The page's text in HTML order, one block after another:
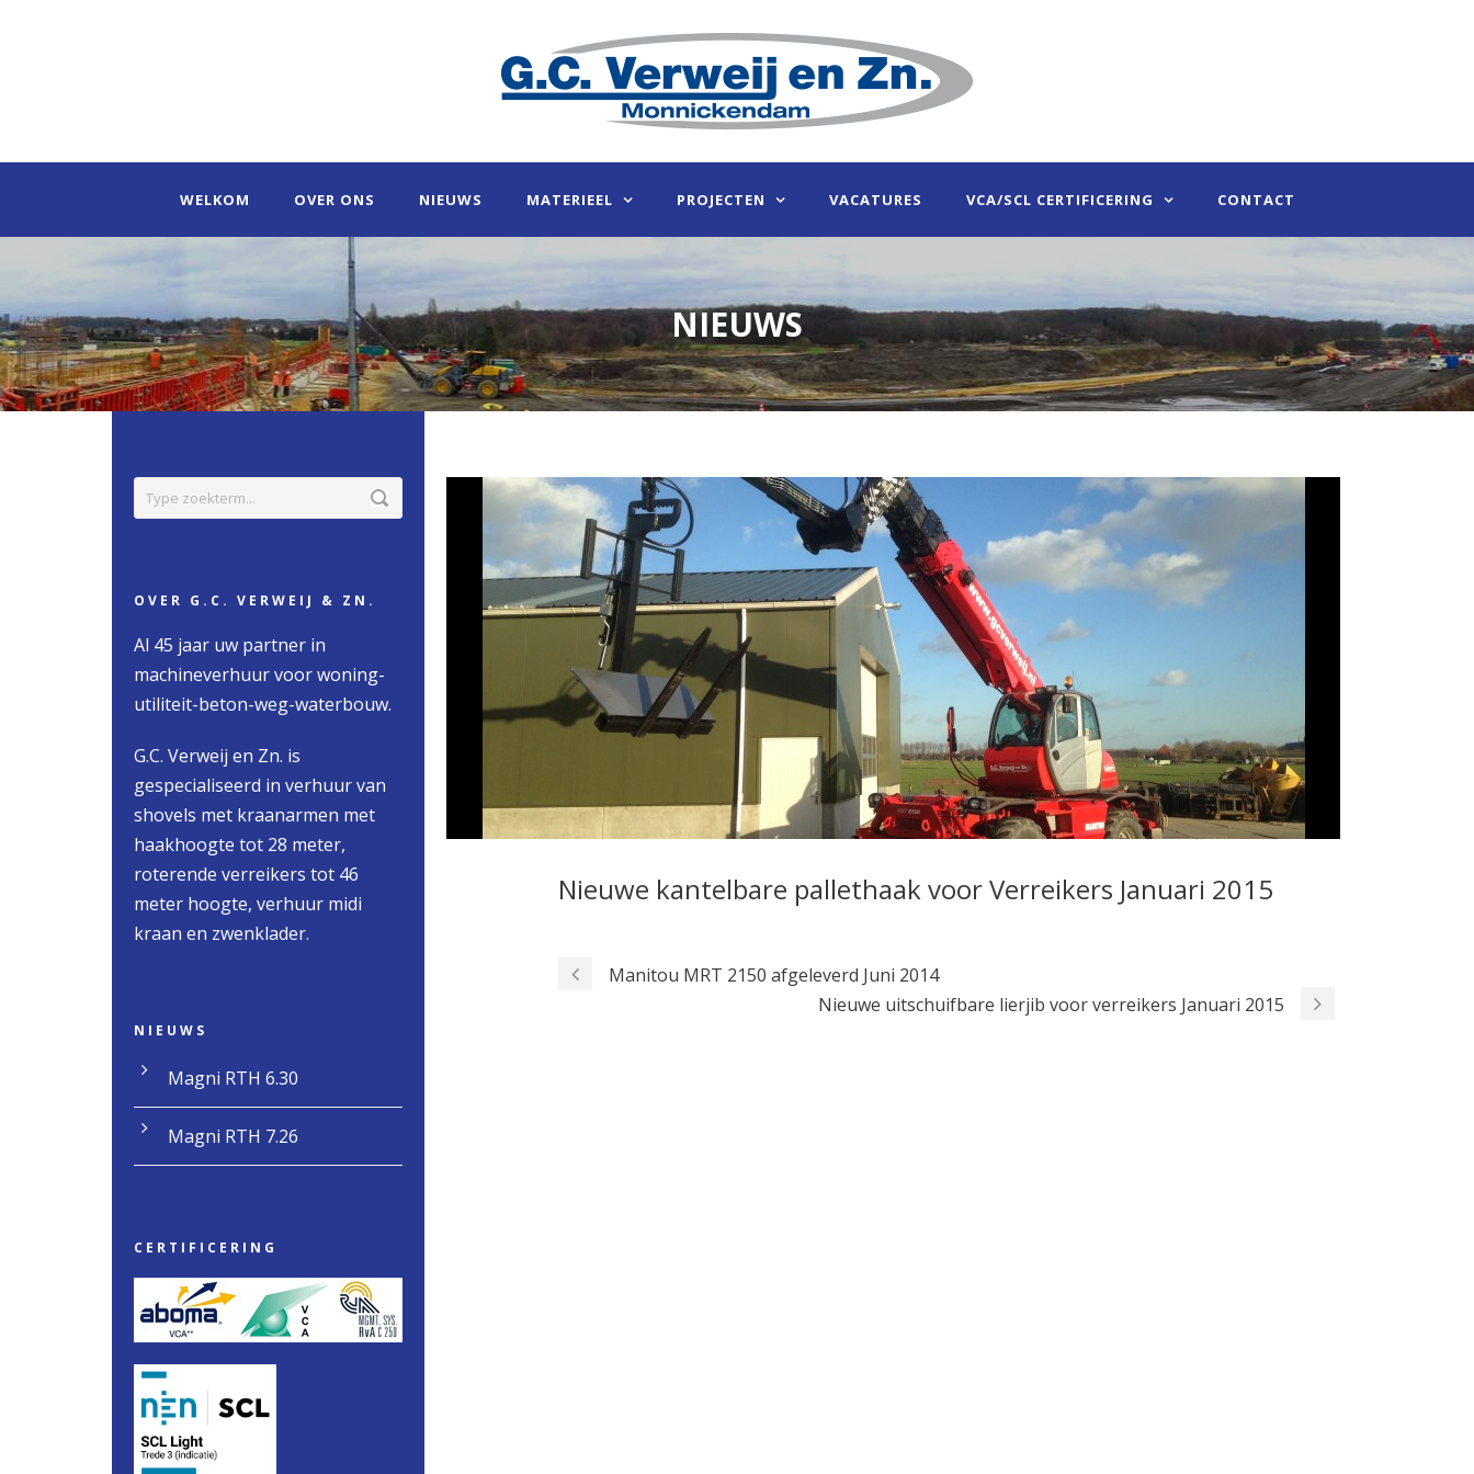
WELKOM OVER ONS NIEUWS MATERIEEL PROJECTEN VACATURES VCA/SCL CERTIFICERING CONTACT
NIEUWS
Nieuwe kantelbare pallethaak voor Verreikers Januari 2015
Manitou MRT 2150 afgeleverd Juni 2014
Nieuwe uitschuifbare lierjib voor verreikers Januari 2015
OVER G.C. VERWEIJ & ZN.
Al 45 jaar uw partner in
machineverhuur voor woning-
utiliteit-beton-weg-waterbouw.
G.C. Verweij en Zn. is
gespecialiseerd in verhuur van
shovels met kraanarmen met
haakhoogte tot 28 meter,
roterende verreikers tot 46
meter hoogte, verhuur midi
kraan en zwenklader.
NIEUWS
Magni RTH 6.30
Magni RTH 7.26
CERTIFICERING